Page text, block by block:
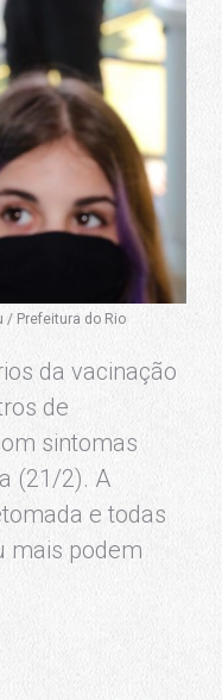
/ Prefeitura do Rio
da vacinação
de
sintomas
(21/2). A
e todas
mais podem